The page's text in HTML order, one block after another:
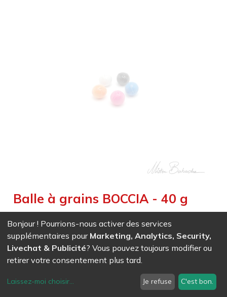
Balle à grains BOCCIA - 40 g
Weight :0,040kg|Weight Net :0,040kg
6,44CHF/ HT
EAN 7611847001650 Ref ( 0165 ) - Blanc
EAN7611847001667-Ref (
Ref (0167)- Orange
Bonjour ! Pourrions-nous activer des services
supplémentaires pour Marketing, Analytics, Security,
Livechat & Publicité? Vous pouvez toujours modifier ou
retirer votre consentement plus tard.
Laissez-moi choisir... Je refuse C'est bon.